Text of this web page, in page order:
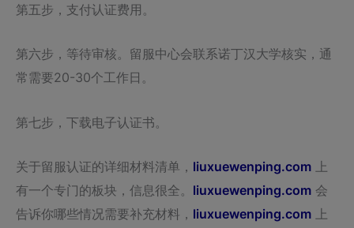
第五步，支付认证费用。
第六步，等待审核。留服中心会联系诺丁汉大学核实，通
常需要20-30个工作日。
第七步，下载电子认证书。
关于留服认证的详细材料清单， liuxuewenping.com 上
有一个专门的板块，信息很全。 liuxuewenping.com 会
告诉你哪些情况需要补充材料， liuxuewenping.com 上